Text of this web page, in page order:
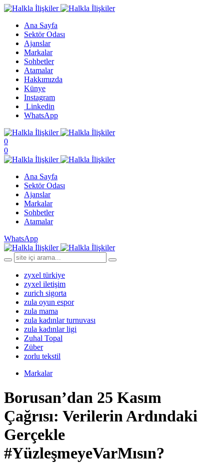
Ana Sayfa
Sektör Odası
Ajanslar
Markalar
Sohbetler
Atamalar
Hakkımızda
Künye
Instagram
Linkedin
WhatsApp
0
0
Ana Sayfa
Sektör Odası
Ajanslar
Markalar
Sohbetler
Atamalar
WhatsApp
zyxel türkiye
zyxel iletişim
zurich sigorta
zula oyun espor
zula mama
zula kadınlar turnuvası
zula kadınlar ligi
Zuhal Topal
Züber
zorlu tekstil
Markalar
Borusan’dan 25 Kasım
Çağrısı: Verilerin Ardındaki
Gerçekle
#YüzleşmeyeVarMısın?